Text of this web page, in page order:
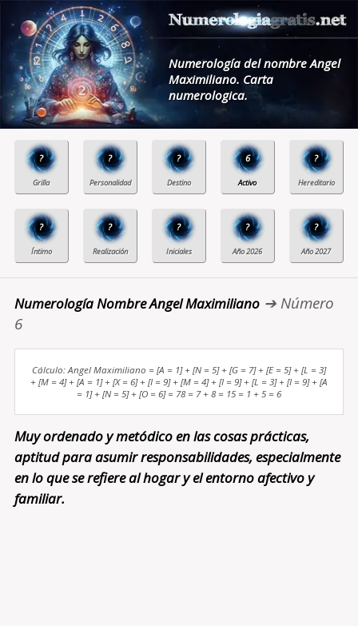
Numerología del nombre Angel
Maximiliano. Carta
numerologica.
? ? ? 6 ?
? ? ? ? ?
Numerología Nombre Angel Maximiliano➔ Número
6
Cálculo: Angel Maximiliano = [A = 1] + [N = 5] + [G = 7] + [E = 5] + [L = 3]
+ [M = 4] + [A = 1] + [X = 6] + [I = 9] + [M = 4] + [I = 9] + [L = 3] + [I = 9] + [A
= 1] + [N = 5] + [O = 6] = 78 = 7 + 8 = 15 = 1 + 5 = 6
Muy ordenado y metódico en las cosas prácticas,
aptitud para asumir responsabilidades, especialmente
en lo que se refiere al hogar y el entorno afectivo y
familiar.